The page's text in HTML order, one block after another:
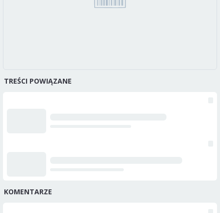
TREŚCI POWIĄZANE
KOMENTARZE